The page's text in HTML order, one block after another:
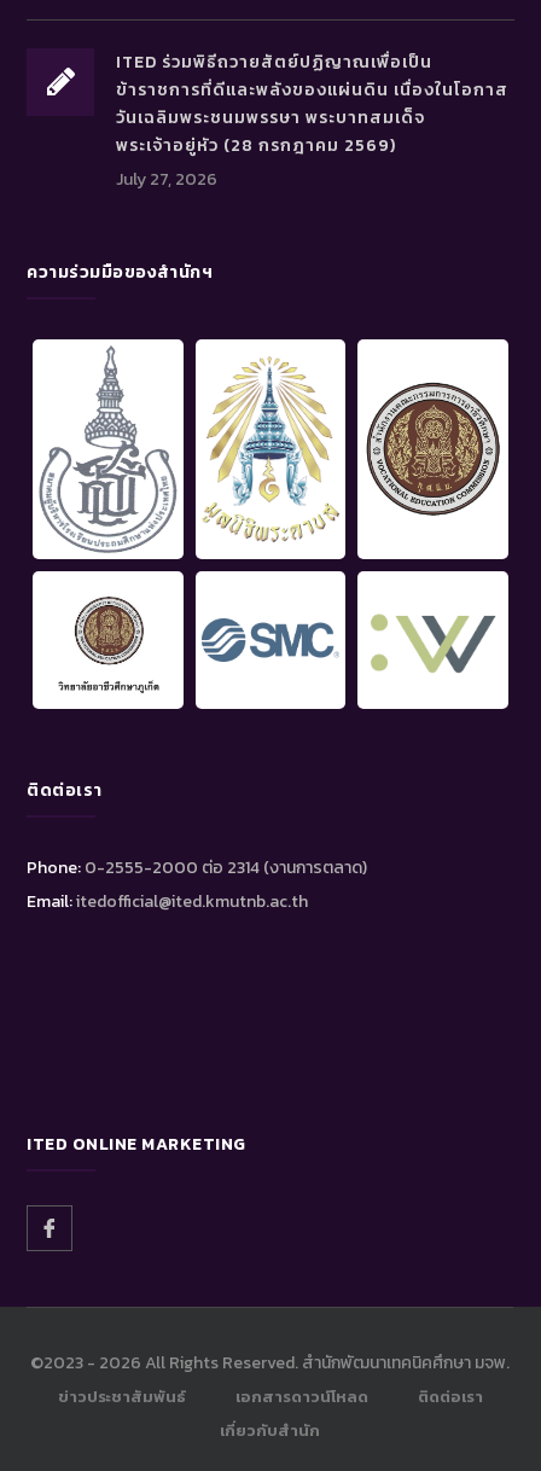
ITED ร่วมพิธีถวายสัตย์ปฏิญาณเพื่อเป็น
ข้าราชการที่ดีและพลังของแผ่นดิน เนื่องในโอกาส
วันเฉลิมพระชนมพรรษา พระบาทสมเด็จ
พระเจ้าอยู่หัว (28 กรกฎาคม 2569)
July 27, 2026
ความร่วมมือของสำนักฯ
ติดต่อเรา
Phone:0-2555-2000 ต่อ 2314 (งานการตลาด)
Email:itedofficial@ited.kmutnb.ac.th
ITED ONLINE MARKETING
©2023 - 2026 All Rights Reserved. สำนักพัฒนาเทคนิคศึกษา มจพ.
ข่าวประชาสัมพันธ์ เอกสารดาวน์โหลด
ติดต่อเรา
เกี่ยวกับสำนัก